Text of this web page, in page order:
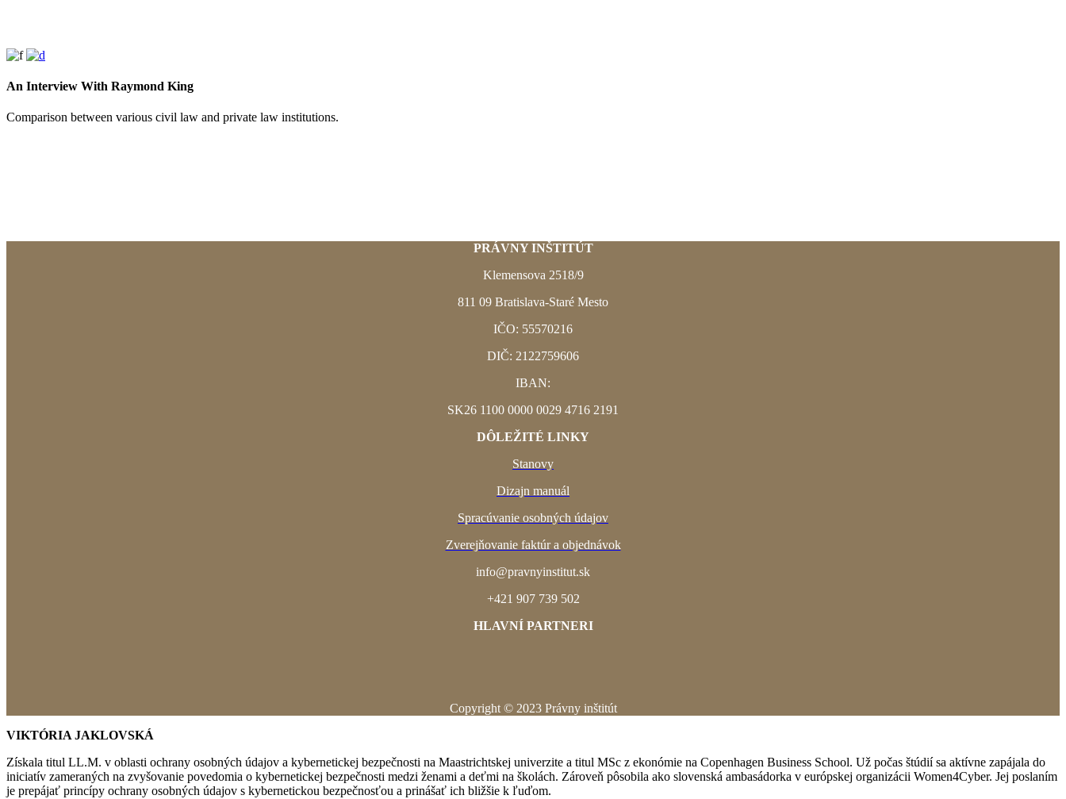
An Interview With Raymond King
Comparison between various civil law and private law institutions.
PRÁVNY INŠTITÚT
Klemensova 2518/9
811 09 Bratislava-Staré Mesto
IČO: 55570216
DIČ: 2122759606
IBAN:
SK26 1100 0000 0029 4716 2191
DÔLEŽITÉ LINKY
Stanovy
Dizajn manuál
Spracúvanie osobných údajov
Zverejňovanie faktúr a objednávok
info@pravnyinstitut.sk
+421 907 739 502
HLAVNÍ PARTNERI
Copyright © 2023 Právny inštitút
VIKTÓRIA JAKLOVSKÁ
Získala titul LL.M. v oblasti ochrany osobných údajov a kybernetickej bezpečnosti na Maastrichtskej univerzite a titul MSc z ekonómie na Copenhagen Business School. Už počas štúdií sa aktívne zapájala do
iniciatív zameraných na zvyšovanie povedomia o kybernetickej bezpečnosti medzi ženami a deťmi na školách. Zároveň pôsobila ako slovenská ambasádorka v európskej organizácii Women4Cyber. Jej poslaním
je prepájať princípy ochrany osobných údajov s kybernetickou bezpečnosťou a prinášať ich bližšie k ľuďom.